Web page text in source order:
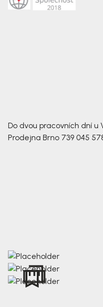
Do dvou pracovních dní u
Prodejna Brno 739 045